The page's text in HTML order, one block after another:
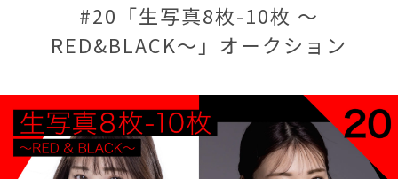
#20「生写真8枚-10枚 〜
RED&BLACK〜」オークション